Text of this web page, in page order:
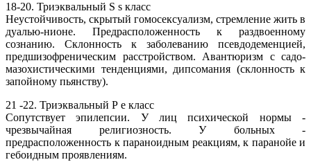
18-20. Триэквальный S s класс
Неустойчивость, скрытый гомосексуализм, стремление жить в
дуалью-нионе. Предрасположенность к раздвоенному
сознанию. Склонность к заболеванию псевдодеменцией,
предшизофреническим расстройством. Авантюризм с садо-
мазохистическими тенденциями, дипсомания (склонность к
запойному пьянству).
21 -22. Триэквальный Р е класс
Сопутствует эпилепсии. У лиц психической нормы -
чрезвычайная религиозность. У больных -
предрасположенность к параноидным реакциям, к паранойе и
гебоидным проявлениям.